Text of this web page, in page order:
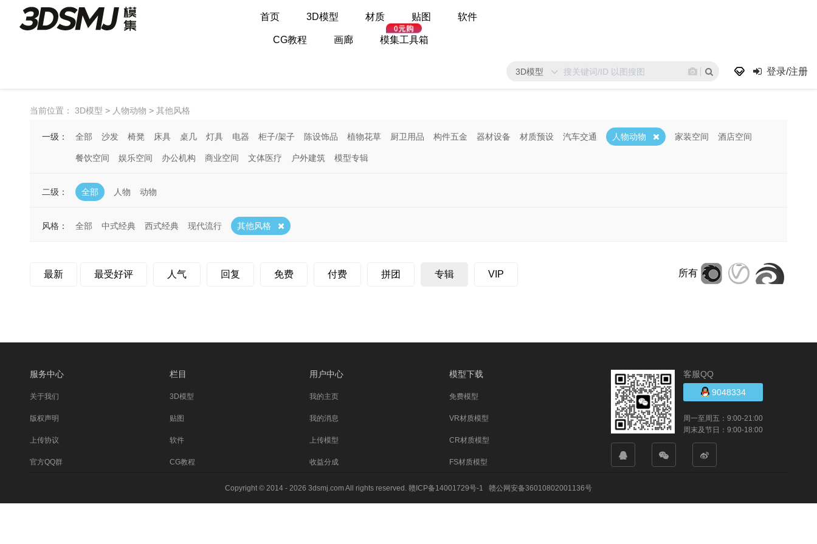
首页 3D模型 材质 贴图 软件
CG教程 画廊 模集工具箱
3D模型 登录/注册
当前位置： 3D模型 > 人物动物 > 其他风格
一级： 全部 沙发 椅凳 床具 桌几 灯具 电器 柜子/架子 陈设饰品 植物花草 厨卫用品 构件五金 器材设备 材质预设 汽车交通 人物动物 家装空间 酒店空间
餐饮空间 娱乐空间 办公机构 商业空间 文体医疗 户外建筑 模型专辑
二级： 全部 人物 动物
风格： 全部 中式经典 西式经典 现代流行 其他风格
最新 最受好评 人气 回复 免费 付费 拼团 专辑 VIP 所有
服务中心
关于我们
版权声明
上传协议
官方QQ群
栏目
3D模型
贴图
软件
CG教程
用户中心
我的主页
我的消息
上传模型
收益分成
模型下载
免费模型
VR材质模型
CR材质模型
FS材质模型
客服QQ
9048334
周一至周五：9:00-21:00
周末及节日：9:00-18:00
Copyright © 2014 - 2026 3dsmj.com All rights reserved. 赣ICP备14001729号-1 赣公网安备36010802001136号